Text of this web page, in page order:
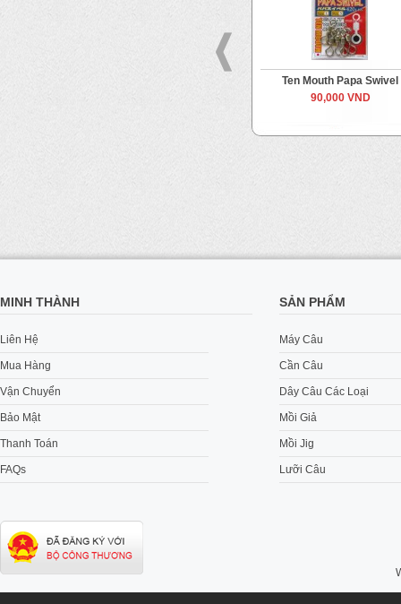
Ten Mouth Papa Swivel
90,000 VND
MINH THÀNH
Liên Hệ
Mua Hàng
Vận Chuyển
Bảo Mật
Thanh Toán
FAQs
SẢN PHẨM
Máy Câu
Cần Câu
Dây Câu Các Loại
Mồi Giả
Mồi Jig
Lưỡi Câu